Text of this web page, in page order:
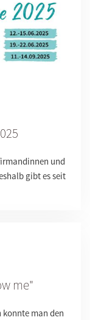
und
gibt es seit
me"
konnte man den